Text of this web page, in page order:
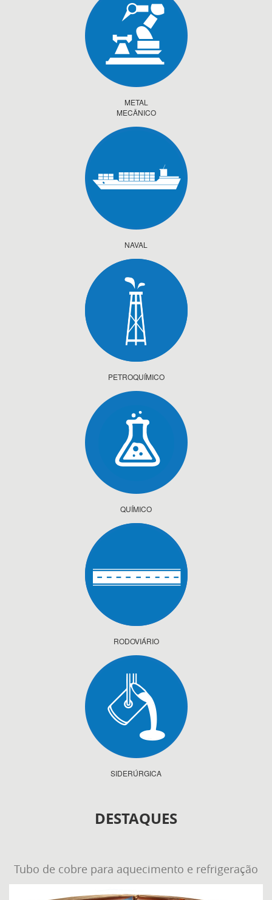
METAL
MECÂNICO
NAVAL
PETROQUÍMICO
QUÍMICO
RODOVIÁRIO
SIDERÚRGICA
DESTAQUES
Tubo de cobre para aquecimento e refrigeração